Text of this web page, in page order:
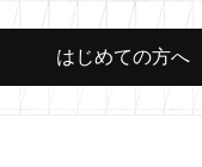
はじめての方へ